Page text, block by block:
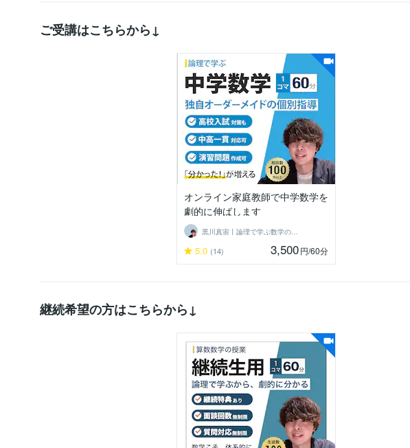
ご受講はこちらから↓
オンライン家庭教師で中学数学を
劇的に伸ばします
黒川真宙丨論理で学ぶ数学の個別指導
5.0 (14) 3,500円/60分
継続希望の方はこちらから↓